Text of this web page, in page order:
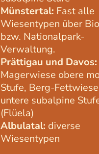
Münstertal: Fast alle
Wiesentypen über
bzw. Nationalpark-
Verwaltung.
Prättigau und Davos:
Magerwiese obere
Stufe, Berg-Fettwiese
untere subalpine
(Flüela)
Albulatal: diverse
Wiesentypen